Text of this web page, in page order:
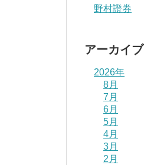
野村證券
アーカイブ
2026年
8月
7月
6月
5月
4月
3月
2月